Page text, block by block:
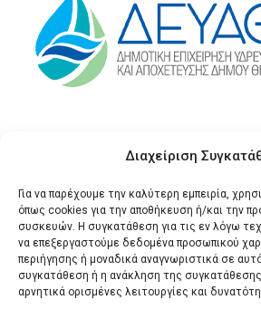
Διαχείριση
Για να παρέχουμε την καλύτερη εμπειρία,
όπως cookies για την αποθήκευση ή/και την
συσκευών. Η συγκατάθεση για τις εν λόγω
να επεξεργαστούμε δεδομένα προσωπικού
περιήγησης ή μοναδικά αναγνωριστικά σε
συγκατάθεση ή η ανάκληση της
αρνητικά ορισμένες λειτουργίες και
© 2026 Santonews - Όλα
τα δικαιώματα
κατοχυρωμένα.